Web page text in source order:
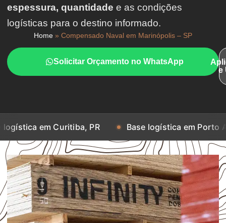
espessura, quantidade e as condições
logísticas para o destino informado.
Home » Compensado Naval em Marinópolis – SP
Solicitar Orçamento no WhatsApp
e
Curitiba, PR Base logística em Porto Alegre, RS